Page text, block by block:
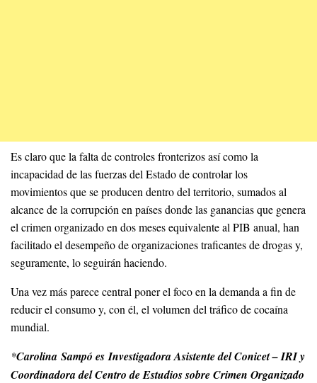
Es claro que la falta de controles fronterizos así como la
incapacidad de las fuerzas del Estado de controlar los
movimientos que se producen dentro del territorio, sumados al
alcance de la corrupción en países donde las ganancias que genera
el crimen organizado en dos meses equivalente al PIB anual, han
facilitado el desempeño de organizaciones traficantes de drogas y,
seguramente, lo seguirán haciendo.
Una vez más parece central poner el foco en la demanda a fin de
reducir el consumo y, con él, el volumen del tráfico de cocaína
mundial.
*Carolina Sampó es Investigadora Asistente del Conicet – IRI y
Coordinadora del Centro de Estudios sobre Crimen Organizado